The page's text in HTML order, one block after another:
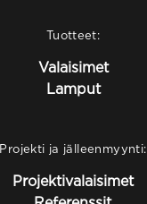
Tuotteet:
Valaisimet
Lamput
Projekti ja jälleenmyynti:
Projektivalaisimet